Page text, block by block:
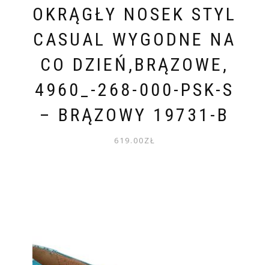
OKRĄGŁY NOSEK STYL
CASUAL WYGODNE NA
CO DZIEŃ,BRĄZOWE,
4960_-268-000-PSK-S
– BRĄZOWY 19731-B
619.00ZŁ